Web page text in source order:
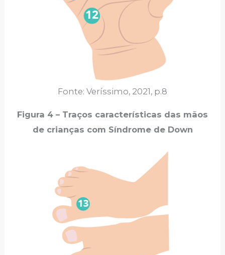
Fonte: Veríssimo, 2021, p.8
Figura 4 – Traços características das mãos
de crianças com Síndrome de Down